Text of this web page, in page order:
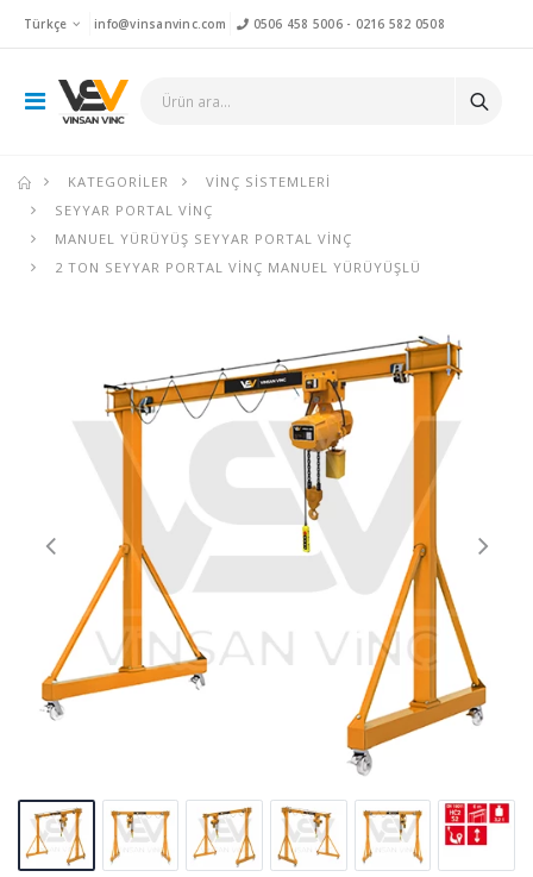
Türkçe info@vinsanvinc.com 0506 458 5006- 0216 582 0508
KATEGORILER
VINÇ SISTEMLERI
SEYYAR PORTAL VINÇ
MANUEL YÜRÜYÜŞ SEYYAR PORTAL VINÇ
2 TON SEYYAR PORTAL VINÇ MANUEL YÜRÜYÜŞLÜ